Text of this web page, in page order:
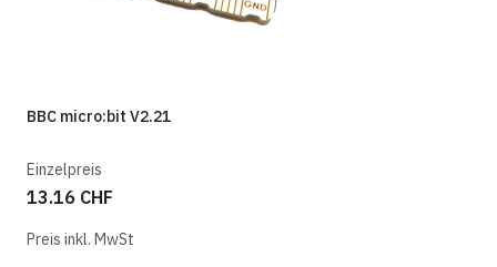
BBC micro:bit V2.21
Einzelpreis
13.16 CHF
Preis inkl. MwSt